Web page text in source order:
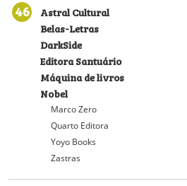
46
Astral Cultural
Belas-Letras
DarkSide
Editora Santuário
Máquina de livros
Nobel
Marco Zero
Quarto Editora
Yoyo Books
Zastras